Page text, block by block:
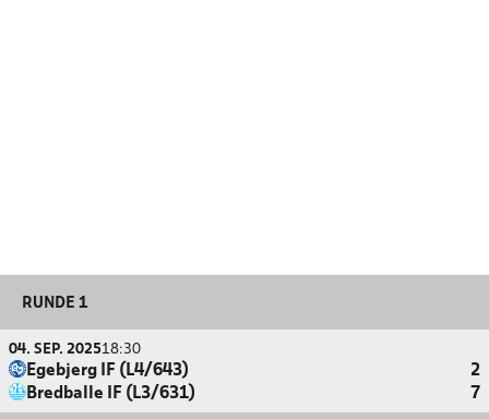
RUNDE 1
04. SEP. 202518:30
Egebjerg IF (L4/643)
2
Bredballe IF (L3/631)
7